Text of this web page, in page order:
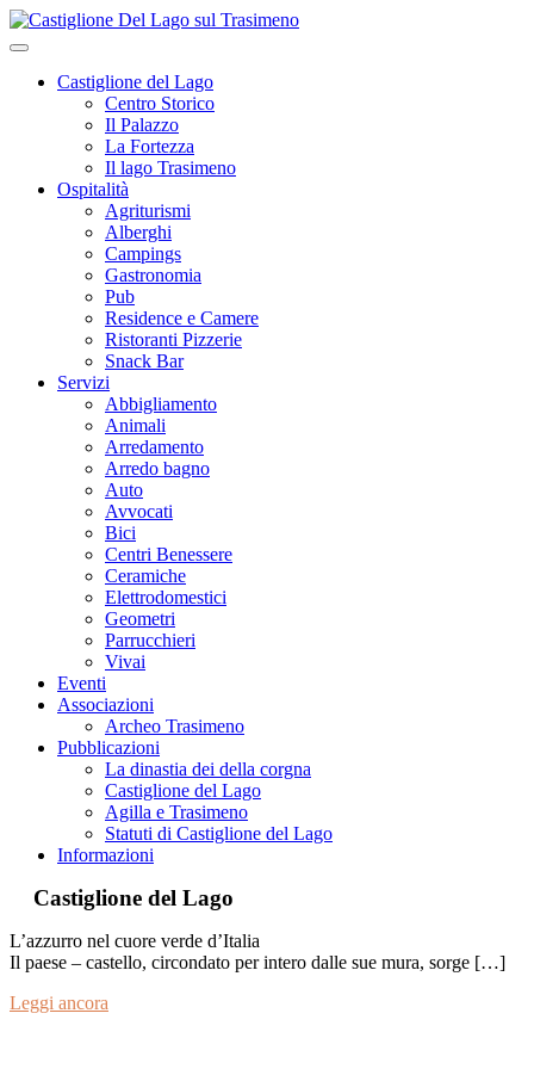
Castiglione del Lago
Centro Storico
Il Palazzo
La Fortezza
Il lago Trasimeno
Ospitalità
Agriturismi
Alberghi
Campings
Gastronomia
Pub
Residence e Camere
Ristoranti Pizzerie
Snack Bar
Servizi
Abbigliamento
Animali
Arredamento
Arredo bagno
Auto
Avvocati
Bici
Centri Benessere
Ceramiche
Elettrodomestici
Geometri
Parrucchieri
Vivai
Eventi
Associazioni
Archeo Trasimeno
Pubblicazioni
La dinastia dei della corgna
Castiglione del Lago
Agilla e Trasimeno
Statuti di Castiglione del Lago
Informazioni
Castiglione del Lago
L’azzurro nel cuore verde d’Italia
Il paese – castello, circondato per intero dalle sue mura, sorge […]
Leggi ancora